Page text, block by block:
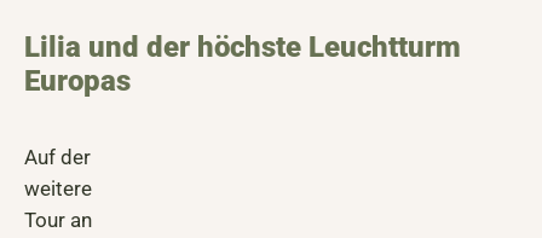
Lilia und der höchste Leuchtturm
Europas
Auf der
weitere
Tour an